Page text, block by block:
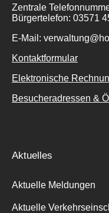
Zentrale
Bürgertelefon: 03571
E-Mail:
Kontaktformular
Elektronische
Besucheradressen &
Aktuelles
Aktuelle Meldungen
Aktuelle